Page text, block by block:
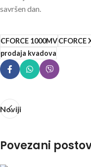
savršen dan.
CFORCE 1000MVCFORCE
prodaja kvadova
Noviji
Povezani